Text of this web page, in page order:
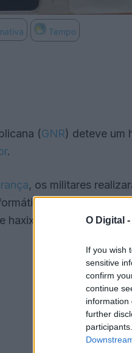
O Digital -
If you wish
sensitive
confirm
continue
information
further
Tempo
(GNR) deteve um
.
, os militares
e nas
haxixe, quatro